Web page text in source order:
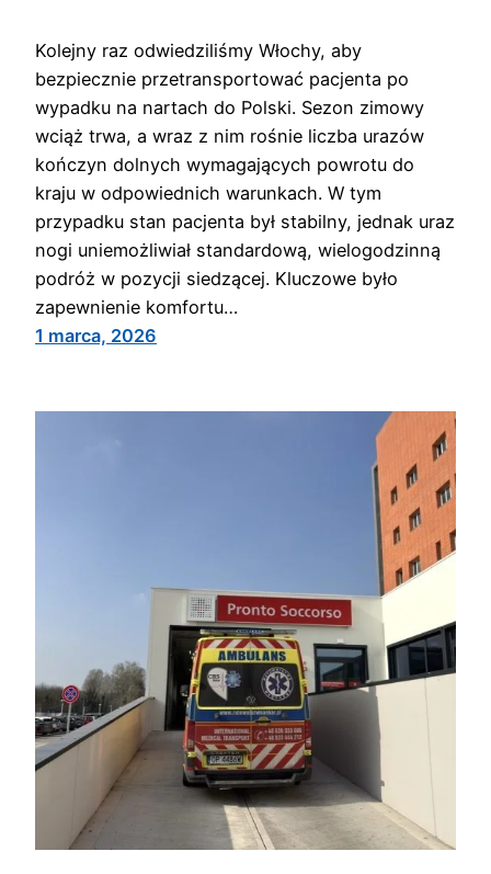
Kolejny raz odwiedziliśmy Włochy, aby
bezpiecznie przetransportować pacjenta po
wypadku na nartach do Polski. Sezon zimowy
wciąż trwa, a wraz z nim rośnie liczba urazów
kończyn dolnych wymagających powrotu do
kraju w odpowiednich warunkach. W tym
przypadku stan pacjenta był stabilny, jednak uraz
nogi uniemożliwiał standardową, wielogodzinną
podróż w pozycji siedzącej. Kluczowe było
zapewnienie komfortu…
1 marca, 2026